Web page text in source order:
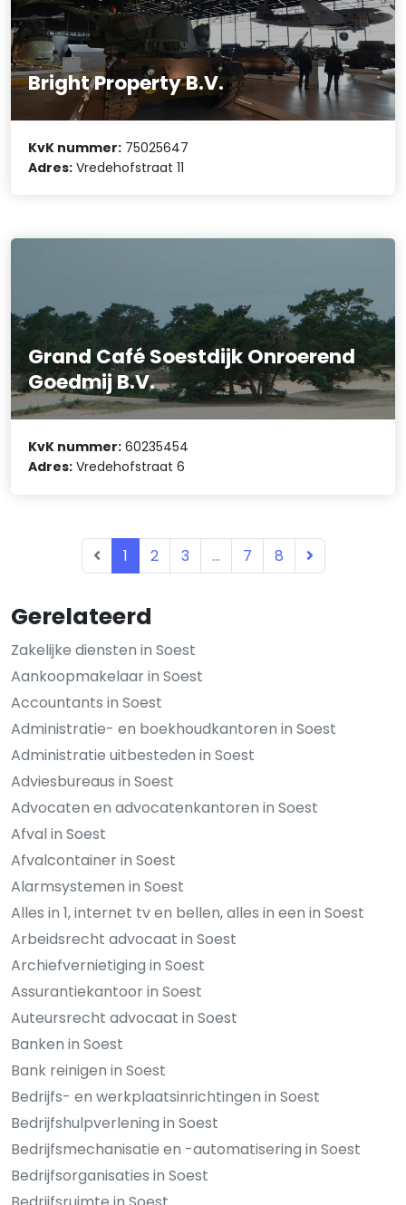
Gerelateerd
Zakelijke diensten in Soest
Aankoopmakelaar in Soest
Accountants in Soest
Administratie- en boekhoudkantoren in Soest
Administratie uitbesteden in Soest
Adviesbureaus in Soest
Advocaten en advocatenkantoren in Soest
Afval in Soest
Afvalcontainer in Soest
Alarmsystemen in Soest
Alles in 1, internet tv en bellen, alles in een in Soest
Arbeidsrecht advocaat in Soest
Archiefvernietiging in Soest
Assurantiekantoor in Soest
Auteursrecht advocaat in Soest
Banken in Soest
Bank reinigen in Soest
Bedrijfs- en werkplaatsinrichtingen in Soest
Bedrijfshulpverlening in Soest
Bedrijfsmechanisatie en -automatisering in Soest
Bedrijfsorganisaties in Soest
Bright Property B.V.
KvK nummer: 75025647
Adres: Vredehofstraat 11
Grand Café Soestdijk Onroerend
Goedmij B.V.
KvK nummer: 60235454
Adres: Vredehofstraat 6
1 2 3 ... 7 8